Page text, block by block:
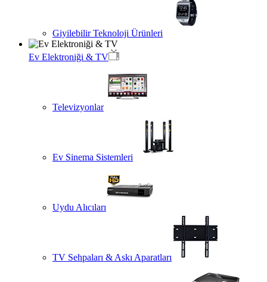
Giyilebilir Teknoloji Ürünleri
Ev Elektroniği & TV
Televizyonlar
Ev Sinema Sistemleri
Uydu Alıcıları
TV Sehpaları & Askı Aparatları